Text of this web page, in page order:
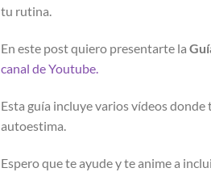
tu rutina.
En este post quiero presentarte la
canal de Youtube.
Esta guía incluye varios vídeos
autoestima.
Espero que te ayude y te anime a